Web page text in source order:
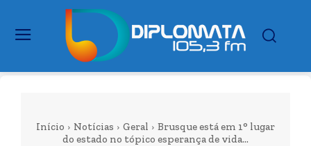
Início Notícias Geral
Brusque está em 1° lugar
do estado no tópico esperança de vida...